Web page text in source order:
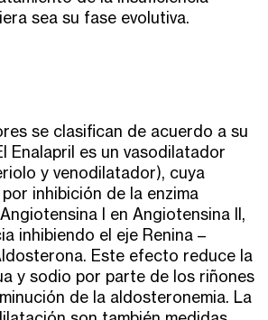
sea su fase evolutiva.
se clasifican de acuerdo a su
Enalapril es un vasodilatador
y venodilatador), cuya
inhibición de la enzima
I en Angiotensina II,
inhibiendo el eje Renina –
Este efecto reduce la
y sodio por parte de los riñones
de la aldosteronemia. La